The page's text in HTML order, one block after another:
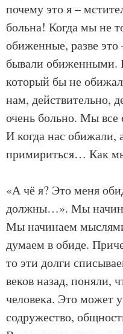
почему это я –
больна! Когда мы не
обиженные, разве
бывали обиженными.
который бы не
нам, действительно,
очень больно. Мы все
И когда нас обижали,
примириться… Как
«А чё я? Это меня
должны…». Мы
Мы начинаем
думаем в обиде.
то эти долги
веков назад, поняли,
человека. Это может
содружество,